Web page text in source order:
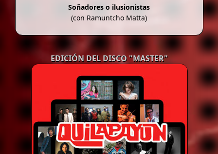
Soñadores o ilusionistas
(con Ramuntcho Matta)
EDICIÓN DEL DISCO "MASTER"